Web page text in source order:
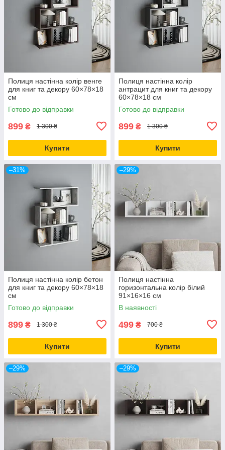
Полиця настінна колір венге
для книг та декору 60×78×18
см
Готово до відправки
899 ₴ 1 300 ₴
Купити
Полиця настінна колір
антрацит для книг та декору
60×78×18 см
Готово до відправки
899 ₴ 1 300 ₴
Купити
–31%
Полиця настінна колір бетон
для книг та декору 60×78×18
см
Готово до відправки
899 ₴ 1 300 ₴
Купити
–29%
Полиця настінна
горизонтальна колір білий
91×16×16 см
В наявності
499 ₴ 700 ₴
Купити
–29% –29%